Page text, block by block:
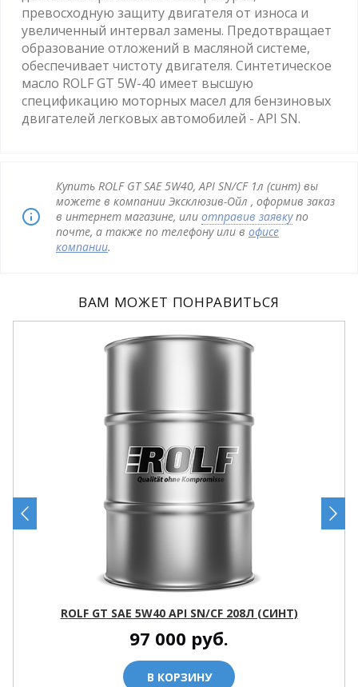
превосходную защиту двигателя от износа и
увеличенный интервал замены. Предотвращает
образование отложений в масляной системе,
обеспечивает чистоту двигателя. Синтетическое
масло ROLF GT 5W-40 имеет высшую
спецификацию моторных масел для бензиновых
двигателей легковых автомобилей - API SN.
Купить ROLF GT SAE 5W40, API SN/СF 1л (синт) вы
можете в компании Эксклюзив-Ойл , оформив заказ
в интернет магазине, или отправив заявкупо
почте, а также по телефону или в офисе
компании.
ВАМ МОЖЕТ ПОНРАВИТЬСЯ
ROLF GT SAE 5W40 API SN/CF 208Л (СИНТ)
97 000 руб.
В КОРЗИНУ